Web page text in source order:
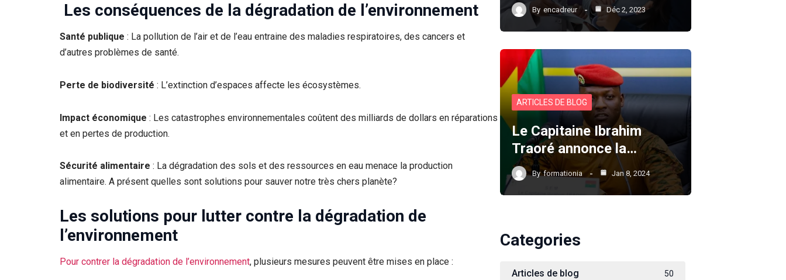
Les conséquences de la dégradation de l’environnement
Santé publique : La pollution de l’air et de l’eau entraine des maladies respiratoires, des cancers et
d’autres problèmes de santé.
Perte de biodiversité : L’extinction d’espaces affecte les écosystèmes.
Impact économique : Les catastrophes environnementales coûtent des milliards de dollars en réparations
et en pertes de production.
Sécurité alimentaire : La dégradation des sols et des ressources en eau menace la production
alimentaire. A présent quelles sont solutions pour sauver notre très chers planète?
Les solutions pour lutter contre la dégradation de
l’environnement
Pour contrer la dégradation de l’environnement, plusieurs mesures peuvent être mises en place :
By encadreur Déc 2, 2023
ARTICLES DE BLOG
Le Capitaine Ibrahim
Traoré annonce la…
By formationia Jan 8, 2024
Categories
Articles de blog 50